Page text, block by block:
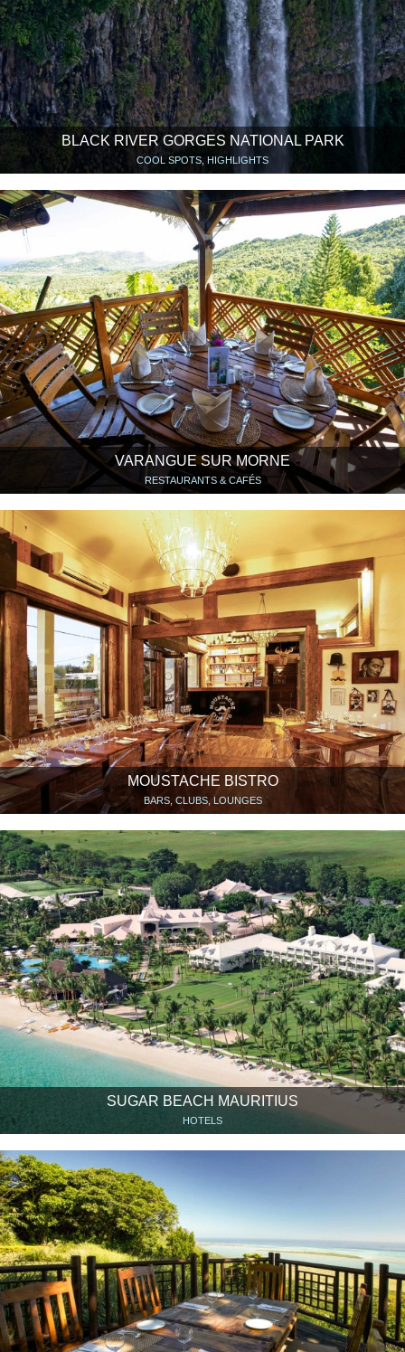
BLACK RIVER GORGES NATIONAL PARK
COOL SPOTS, HIGHLIGHTS
VARANGUE SUR MORNE
RESTAURANTS & CAFÉS
MOUSTACHE BISTRO
BARS, CLUBS, LOUNGES
SUGAR BEACH MAURITIUS
HOTELS